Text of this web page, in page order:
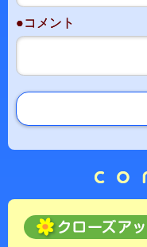
●コメント